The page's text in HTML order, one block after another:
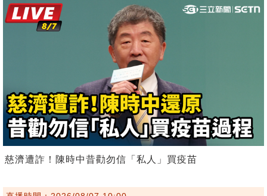
慈濟遭詐！陳時中昔勸勿信「私人」買疫苗